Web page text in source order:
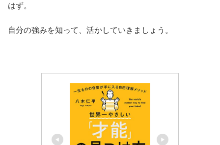
はず。
自分の強みを知って、活かしていきましょう。